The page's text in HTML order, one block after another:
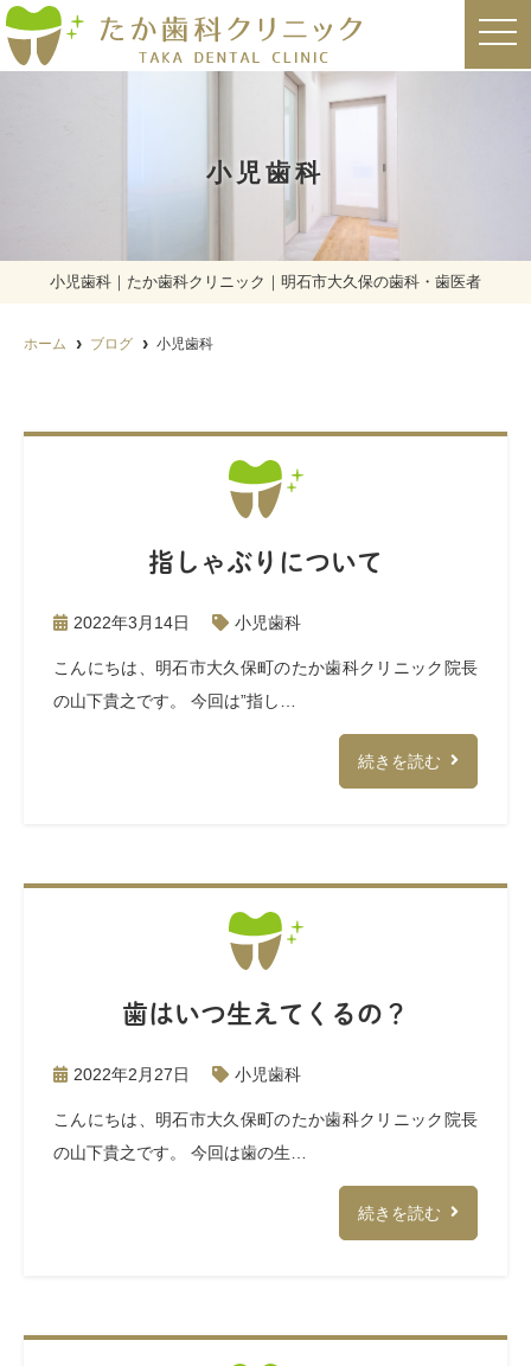
t
o
i
小児歯科
小児歯科｜たか歯科クリニック｜明石市大久保の歯科・歯医者
ホーム ブログ 小児歯科
指しゃぶりについて
2022年3月14日 小児歯科
こんにちは、明石市大久保町のたか歯科クリニック院長
の山下貴之です。 今回は”指し…
続きを読む
歯はいつ生えてくるの？
2022年2月27日 小児歯科
こんにちは、明石市大久保町のたか歯科クリニック院長
の山下貴之です。 今回は歯の生…
続きを読む